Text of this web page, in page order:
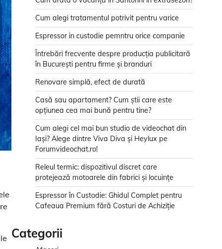
Cum alegi tratamentul potrivit pentru varice
Espressor in custodie pemntru orice companie
Întrebări frecvente despre producția publicitară
în București pentru firme și branduri
Renovare simplă, efect de durată
Casă sau apartament? Cum știi care este
opțiunea cea mai bună pentru tine?
Cum alegi cel mai bun studio de videochat din
Iași? Alege dintre Viva Diva și Heylux pe
Forumvideochat.ro!
Releul termic: dispozitivul discret care
protejează motoarele din fabrici și locuințe
Espressor în Custodie: Ghidul Complet pentru
Cafeaua Premium fără Costuri de Achiziție
Categorii